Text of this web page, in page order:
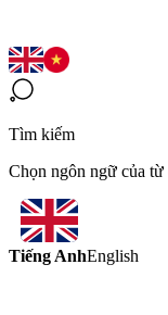
Tìm kiếm
Chọn ngôn ngữ của từ
Tiếng AnhEnglish